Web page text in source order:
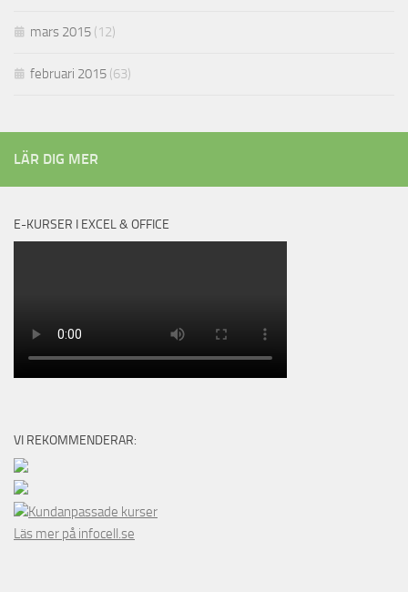
mars 2015 (12)
februari 2015 (63)
LÄR DIG MER
E-KURSER I EXCEL & OFFICE
VI REKOMMENDERAR:
Kundanpassade kurser
Läs mer på infocell.se